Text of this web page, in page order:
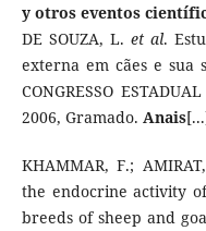
y otros eventos
DE SOUZA, L. et al.
externa em cães e sua
CONGRESSO
2006, Gramado. Anais
KHAMMAR, F.;
the endocrine activity
breeds of sheep and